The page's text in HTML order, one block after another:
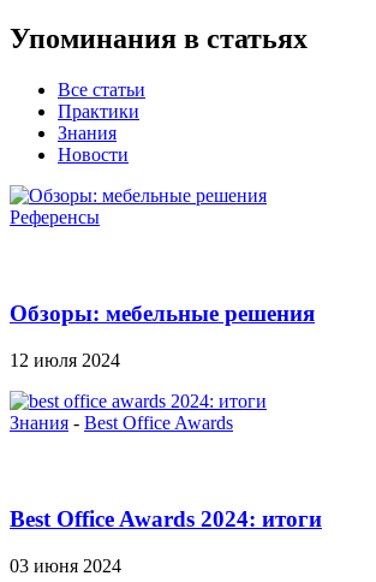
Упоминания в статьях
Все статьи
Практики
Знания
Новости
Референсы
Обзоры: мебельные решения
12 июля 2024
Знания - Best Office Awards
Best Office Awards 2024: итоги
03 июня 2024